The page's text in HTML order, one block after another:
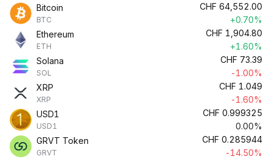
Bitcoin
BTC
CHF 64,552.00
+0.70%
Ethereum
ETH
CHF 1,904.80
+1.60%
Solana
SOL
CHF 73.39
-1.00%
XRP
XRP
CHF 1.049
-1.60%
USD1
USD1
CHF 0.999325
0.00%
GRVT Token
GRVT
CHF 0.285944
-14.50%